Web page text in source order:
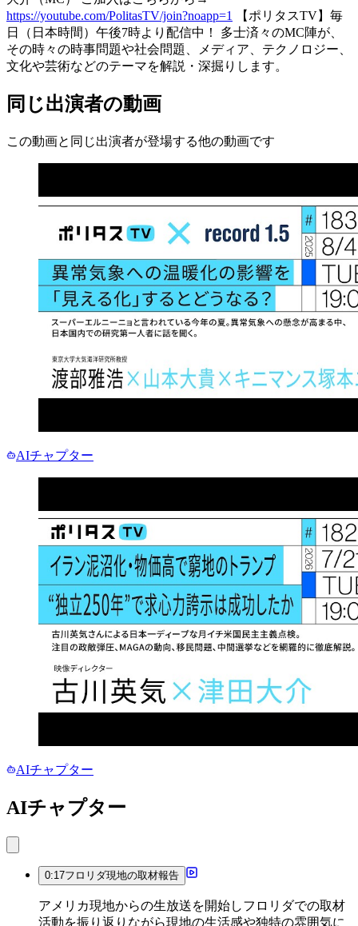
https://youtube.com/PolitasTV/join?noapp=1
【ポリタスTV】毎
日（日本時間）午後7時より配信中！ 多士済々のMC陣が、
その時々の時事問題や社会問題、メディア、テクノロジー、
文化や芸術などのテーマを解説・深掘りします。
同じ出演者の動画
この動画と同じ出演者が登場する他の動画です
AIチャプター
AIチャプター
AIチャプター
0:17フロリダ現地の取材報告
アメリカ現地からの生放送を開始しフロリダでの取材
活動を振り返りながら現地の生活感や独特の雰囲気に